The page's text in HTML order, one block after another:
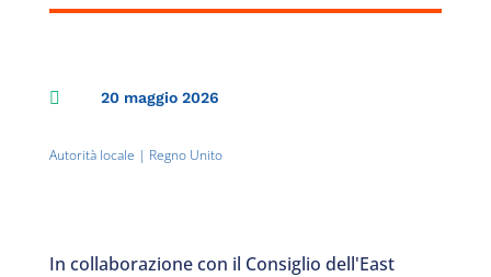
 20 maggio 2026
Autorità locale | Regno Unito
In collaborazione con il Consiglio dell'East